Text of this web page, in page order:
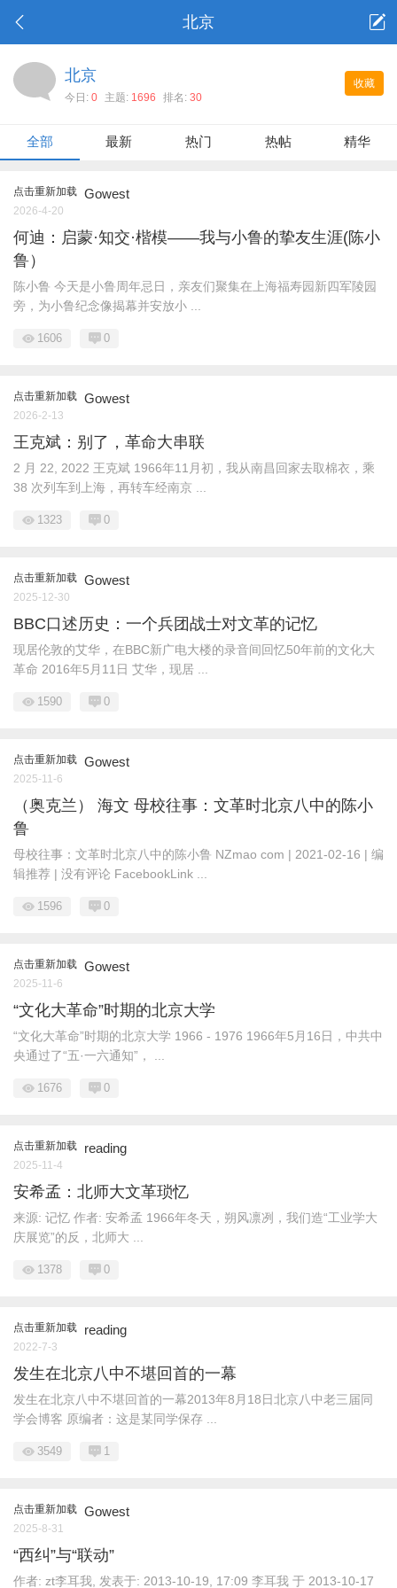
北京
收藏
北京
今日: 0 主题: 1696 排名: 30
全部 最新 热门 热帖 精华
点击重新加载 Gowest
2026-4-20
何迪：启蒙·知交·楷模——我与小鲁的挚友生涯(陈小
鲁）
陈小鲁 今天是小鲁周年忌日，亲友们聚集在上海福寿园新四军陵园
旁，为小鲁纪念像揭幕并安放小 ...
1606 0
点击重新加载 Gowest
2026-2-13
王克斌：别了，革命大串联
2 月 22, 2022 王克斌 1966年11月初，我从南昌回家去取棉衣，乘
38 次列车到上海，再转车经南京 ...
1323 0
点击重新加载 Gowest
2025-12-30
BBC口述历史：一个兵团战士对文革的记忆
现居伦敦的艾华，在BBC新广电大楼的录音间回忆50年前的文化大
革命 2016年5月11日 艾华，现居 ...
1590 0
点击重新加载 Gowest
2025-11-6
（奥克兰） 海文 母校往事：文革时北京八中的陈小
鲁
母校往事：文革时北京八中的陈小鲁 NZmao com | 2021-02-16 | 编
辑推荐 | 没有评论 FacebookLink ...
1596 0
点击重新加载 Gowest
2025-11-6
“文化大革命”时期的北京大学
“文化大革命”时期的北京大学 1966 - 1976 1966年5月16日，中共中
央通过了“五·一六通知”， ...
1676 0
点击重新加载 reading
2025-11-4
安希孟：北师大文革琐忆
来源: 记忆 作者: 安希孟 1966年冬天，朔风凛冽，我们造“工业学大
庆展览”的反，北师大 ...
1378 0
点击重新加载 reading
2022-7-3
发生在北京八中不堪回首的一幕
发生在北京八中不堪回首的一幕2013年8月18日北京八中老三届同
学会博客 原编者：这是某同学保存 ...
3549 1
点击重新加载 Gowest
2025-8-31
“西纠”与“联动”
作者: zt李耳我, 发表于: 2013-10-19, 17:09 李耳我 于 2013-10-17